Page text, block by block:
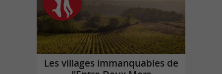
Les villages immanquables de